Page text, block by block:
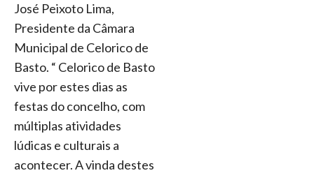
José Peixoto Lima,
Presidente da Câmara
Municipal de Celorico de
Basto. “ Celorico de Basto
vive por estes dias as
festas do concelho, com
múltiplas atividades
lúdicas e culturais a
acontecer. A vinda destes